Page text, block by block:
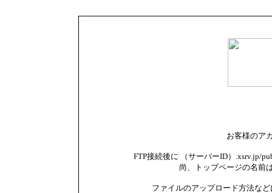
お客様のア
FTP接続後に （サーバーID）.xsrv.jp/
尚、トップページの名前
ファイルのアップロード方法な